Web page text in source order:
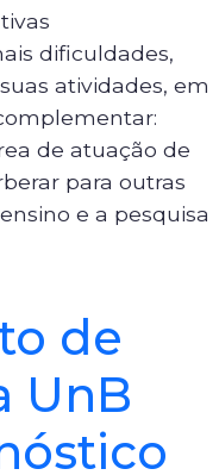
dificuldades,
atividades, em
de atuação de
para outras
e a pesquisa
de
UnB